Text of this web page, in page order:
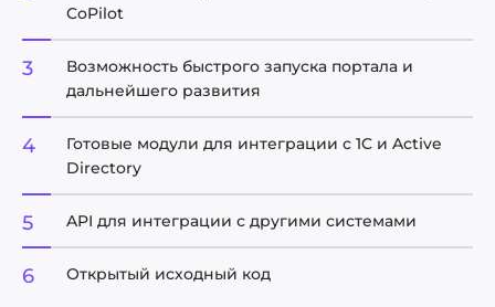
CoPilot
Возможность быстрого запуска портала и
дальнейшего развития
Готовые модули для интеграции с 1C и Active
Directory
API для интеграции с другими системами
Открытый исходный код